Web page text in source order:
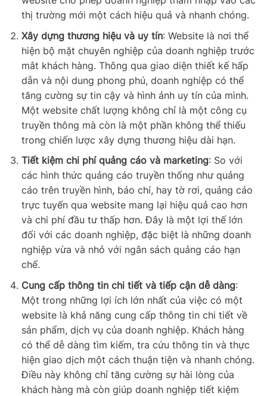
thị trường mới một cách hiệu quả và nhanh chóng.
Xây dựng thương hiệu và uy tín: Website là nơi thể
hiện bộ mặt chuyên nghiệp của doanh nghiệp trước
mắt khách hàng. Thông qua giao diện thiết kế hấp
dẫn và nội dung phong phú, doanh nghiệp có thể
tăng cường sự tin cậy và hình ảnh uy tín của mình.
Một website chất lượng không chỉ là một công cụ
truyền thông mà còn là một phần không thể thiếu
trong chiến lược xây dựng thương hiệu dài hạn.
Tiết kiệm chi phí quảng cáo và marketing: So với
các hình thức quảng cáo truyền thống như quảng
cáo trên truyền hình, báo chí, hay tờ rơi, quảng cáo
trực tuyến qua website mang lại hiệu quả cao hơn
và chi phí đầu tư thấp hơn. Đây là một lợi thế lớn
đối với các doanh nghiệp, đặc biệt là những doanh
nghiệp vừa và nhỏ với ngân sách quảng cáo hạn
chế.
Cung cấp thông tin chi tiết và tiếp cận dễ dàng:
Một trong những lợi ích lớn nhất của việc có một
website là khả năng cung cấp thông tin chi tiết về
sản phẩm, dịch vụ của doanh nghiệp. Khách hàng
có thể dễ dàng tìm kiếm, tra cứu thông tin và thực
hiện giao dịch một cách thuận tiện và nhanh chóng.
Điều này không chỉ tăng cường sự hài lòng của
khách hàng mà còn giúp doanh nghiệp tiết kiệm